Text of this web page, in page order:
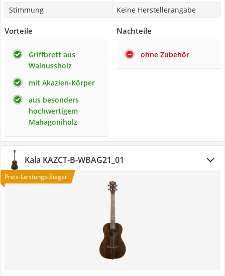
Stimmung
Keine Herstellerangabe
Vorteile
Griffbrett aus
Walnussholz
mit Akazien-Körper
aus besonders
hochwertigem
Mahagoniholz
Nachteile
ohne Zubehör
Kala ‎KAZCT-B-WBAG21_01
Preis-Leistungs-Sieger